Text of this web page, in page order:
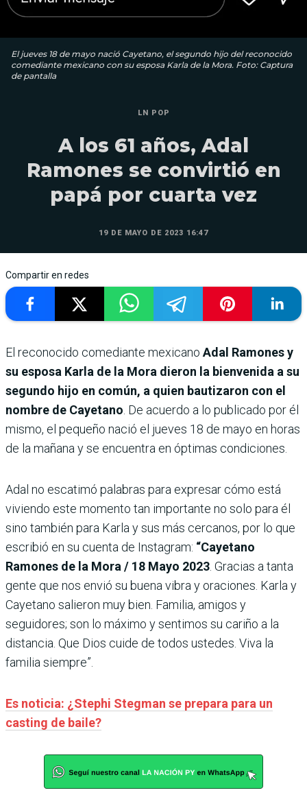
El jueves 18 de mayo nació Cayetano, el segundo hijo del reconocido
comediante mexicano con su esposa Karla de la Mora. Foto: Captura
de pantalla
LN POP
A los 61 años, Adal
Ramones se convirtió en
papá por cuarta vez
19 DE MAYO DE 2023 16:47
Compartir en redes
El reconocido comediante mexicano Adal Ramones y
su esposa Karla de la Mora dieron la bienvenida a su
segundo hijo en común, a quien bautizaron con el
nombre de Cayetano. De acuerdo a lo publicado por él
mismo, el pequeño nació el jueves 18 de mayo en horas
de la mañana y se encuentra en óptimas condiciones.
Adal no escatimó palabras para expresar cómo está
viviendo este momento tan importante no solo para él
sino también para Karla y sus más cercanos, por lo que
escribió en su cuenta de Instagram: “Cayetano
Ramones de la Mora / 18 Mayo 2023. Gracias a tanta
gente que nos envió su buena vibra y oraciones. Karla y
Cayetano salieron muy bien. Familia, amigos y
seguidores; son lo máximo y sentimos su cariño a la
distancia. Que Dios cuide de todos ustedes. Viva la
familia siempre”.
Es noticia: ¿Stephi Stegman se prepara para un
casting de baile?